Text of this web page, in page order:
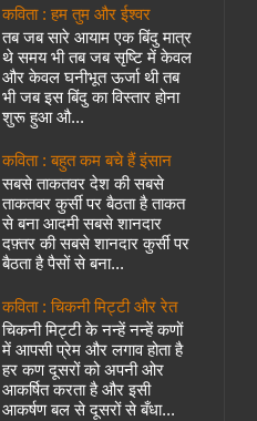
कविता : हम तुम और ईश्वर
तब जब सारे आयाम एक बिंदु मात्र
थे समय भी तब जब सृष्टि में केवल
और केवल घनीभूत ऊर्जा थी तब
भी जब इस बिंदु का विस्तार होना
शुरू हुआ औ...
कविता : बहुत कम बचे हैं इंसान
सबसे ताकतवर देश की सबसे
ताकतवर कुर्सी पर बैठता है ताकत
से बना आदमी सबसे शानदार
दफ़्तर की सबसे शानदार कुर्सी पर
बैठता है पैसों से बना...
कविता : चिकनी मिट्टी और रेत
चिकनी मिट्टी के नन्हें नन्हें कणों
में आपसी प्रेम और लगाव होता है
हर कण दूसरों को अपनी ओर
आकर्षित करता है और इसी
आकर्षण बल से दूसरों से बँधा...